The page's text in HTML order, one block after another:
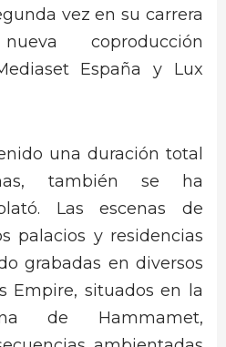
vez en su carrera
coproducción
España y Lux
una duración total
también se ha
Las escenas de
palacios y residencias
grabadas en diversos
Empire, situados en la
de Hammamet,